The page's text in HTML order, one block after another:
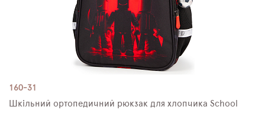
160-31
Шкільний ортопедичний рюкзак для хлопчика School